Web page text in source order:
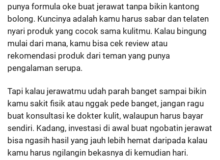
punya formula oke buat jerawat tanpa bikin kantong
bolong. Kuncinya adalah kamu harus sabar dan telaten
nyari produk yang cocok sama kulitmu. Kalau bingung
mulai dari mana, kamu bisa cek review atau
rekomendasi produk dari teman yang punya
pengalaman serupa.
Tapi kalau jerawatmu udah parah banget sampai bikin
kamu sakit fisik atau nggak pede banget, jangan ragu
buat konsultasi ke dokter kulit, walaupun harus bayar
sendiri. Kadang, investasi di awal buat ngobatin jerawat
bisa ngasih hasil yang jauh lebih hemat daripada kalau
kamu harus ngilangin bekasnya di kemudian hari.